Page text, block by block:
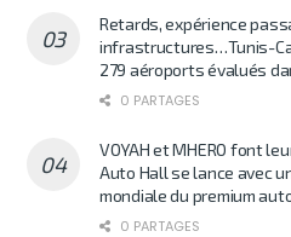
Retards, expérience
infrastructures…Tunis-
279 aéroports évalués
0 PARTAGES
VOYAH et MHERO font
Auto Hall se lance avec
mondiale du premium
0 PARTAGES